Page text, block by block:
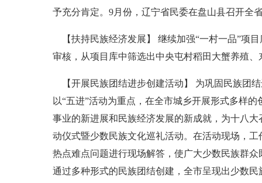
予充分肯定。9月份，辽宁省民委在盘山县召开全
【扶持民族经济发展】 继续加强“一村一品”项
审核，从项目库中筛选出中央屯村稻田大蟹养殖
【开展民族团结进步创建活动】 为巩固民族团
以“五进”活动为重点，在全市城乡开展形式多样
事业的新进展和民族经济发展的新成就，为十八
动仪式暨少数民族文化巡礼活动。在活动现场，
热点难点问题进行现场解答，使广大少数民族群
通过多种形式的民族团结创建，全市呈现出少数